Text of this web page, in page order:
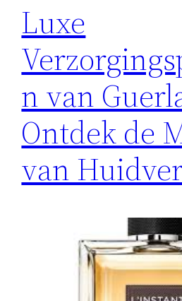
Luxe
n van
Ontdek de
van